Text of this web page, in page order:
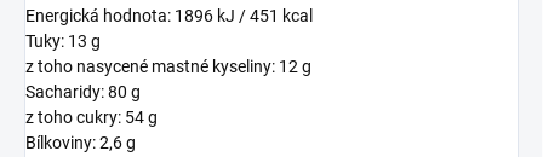
Energická hodnota: 1896 kJ / 451 kcal
Tuky: 13 g
z toho nasycené mastné kyseliny: 12 g
Sacharidy: 80 g
z toho cukry: 54 g
Bílkoviny: 2,6 g